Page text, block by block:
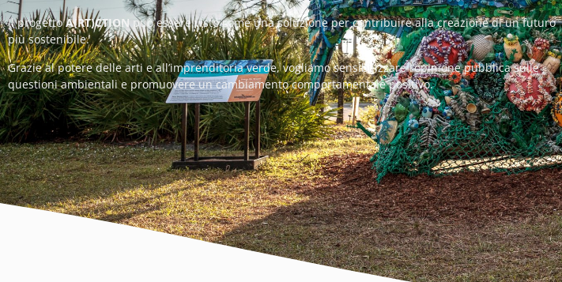
Il progettoA(RT)CTIONpuò essere visto come una soluzione per contribuire alla creazione di un futuro
più sostenibile.
Grazie al potere delle arti e all’imprenditoria verde, vogliamo sensibilizzare l’opinione pubblica sulle
questioni ambientali e promuovere un cambiamento comportamentale positivo.